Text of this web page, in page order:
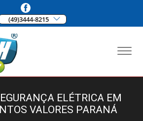
(49)3444-8215
ELÉTRICA EM
VALORES PARANÁ